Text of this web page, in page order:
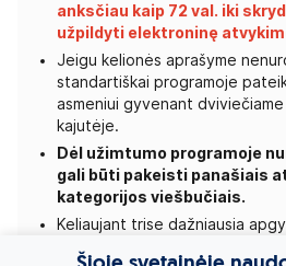
anksčiau kaip 72 val. iki
užpildyti elektroninę
Jeigu kelionės aprašyme
standartiškai programoje
asmeniui gyvenant
kajutėje.
Dėl užimtumo programoje
gali būti pakeisti panašiais
kategorijos viešbučiais.
Keliaujant trise dažniausia